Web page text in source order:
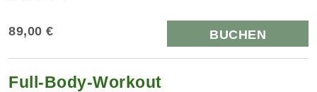
89,00 € BUCHEN
Full-Body-Workout